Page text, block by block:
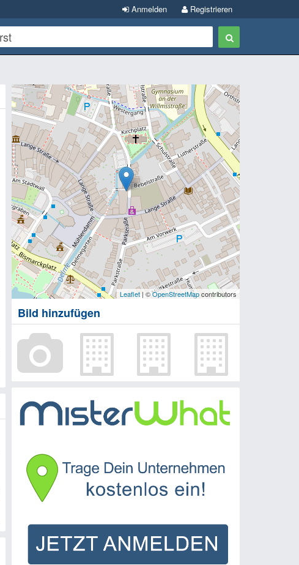
Registrieren
Anmelden
Leaflet| ©OpenStreetMapcontributors
Bild hinzufügen